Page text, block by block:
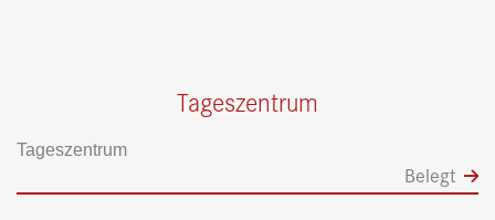
Tageszentrum
Tageszentrum
Belegt